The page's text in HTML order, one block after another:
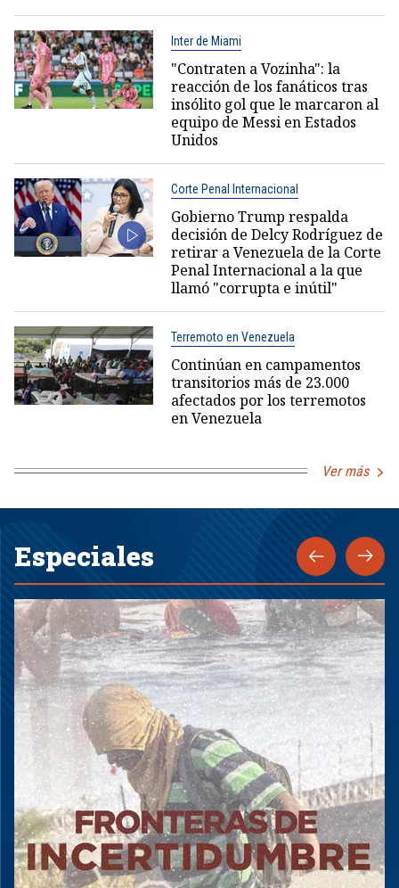
Inter de Miami
"Contraten a Vozinha": la
reacción de los fanáticos tras
insólito gol que le marcaron al
equipo de Messi en Estados
Unidos
Corte Penal Internacional
Gobierno Trump respalda
decisión de Delcy Rodríguez de
retirar a Venezuela de la Corte
Penal Internacional a la que
llamó "corrupta e inútil"
Terremoto en Venezuela
Continúan en campamentos
transitorios más de 23.000
afectados por los terremotos
en Venezuela
Ver más
Especiales